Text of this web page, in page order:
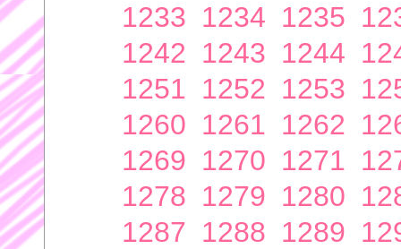
1233 1234 1235
1242 1243 1244
1251 1252 1253
1260 1261 1262
1269 1270 1271
1278 1279 1280
1287 1288 1289